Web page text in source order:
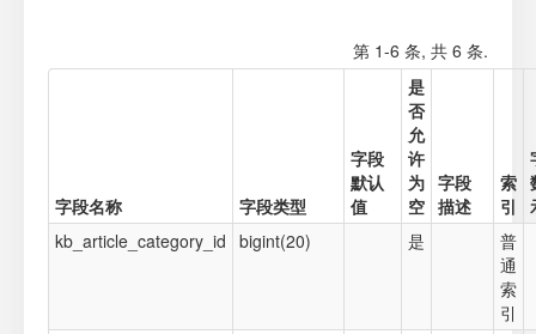
第 1-6 条, 共 6 条.
字段名称 字段类型
字段
默认
值
是
否
允
许
为
空
字段
描述
索
引
kb_article_category_id bigint(20) 是
普
通
索
引